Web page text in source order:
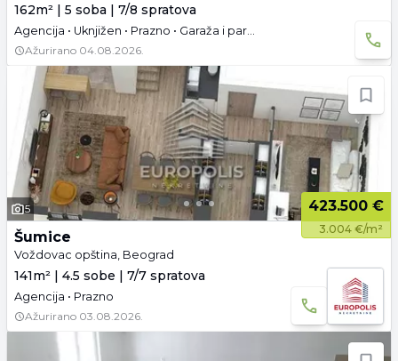
162m² | 5 soba | 7/8 spratova
Agencija • Uknjižen • Prazno • Garaža i parking
Ažurirano 04.08.2026.
5 423.500 €
3.004 €/m²
Šumice
Voždovac opština, Beograd
141m² | 4.5 sobe | 7/7 spratova
Agencija • Prazno
Ažurirano 03.08.2026.